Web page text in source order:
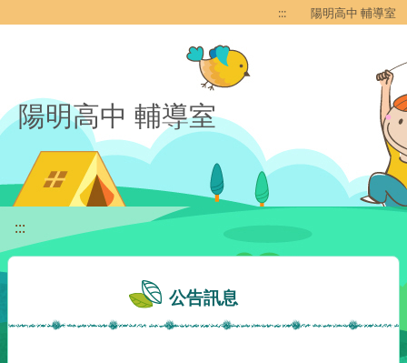
::: 陽明高中 輔導室
陽明高中 輔導室
:::
公告訊息